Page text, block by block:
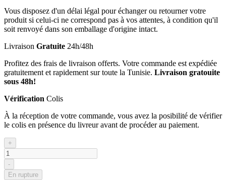
Vous disposez d'un délai légal pour échanger ou retourner votre
produit si celui-ci ne correspond pas à vos attentes, à condition qu'il
soit renvoyé dans son emballage d'origine intact.
Livraison Gratuite 24h/48h
Profitez des frais de livraison offerts. Votre commande est expédiée
gratuitement et rapidement sur toute la Tunisie. Livraison gratouite
sous 48h!
Vérification Colis
À la réception de votre commande, vous avez la posibilité de vérifier
le colis en présence du livreur avant de procéder au paiement.
+
-
En rupture